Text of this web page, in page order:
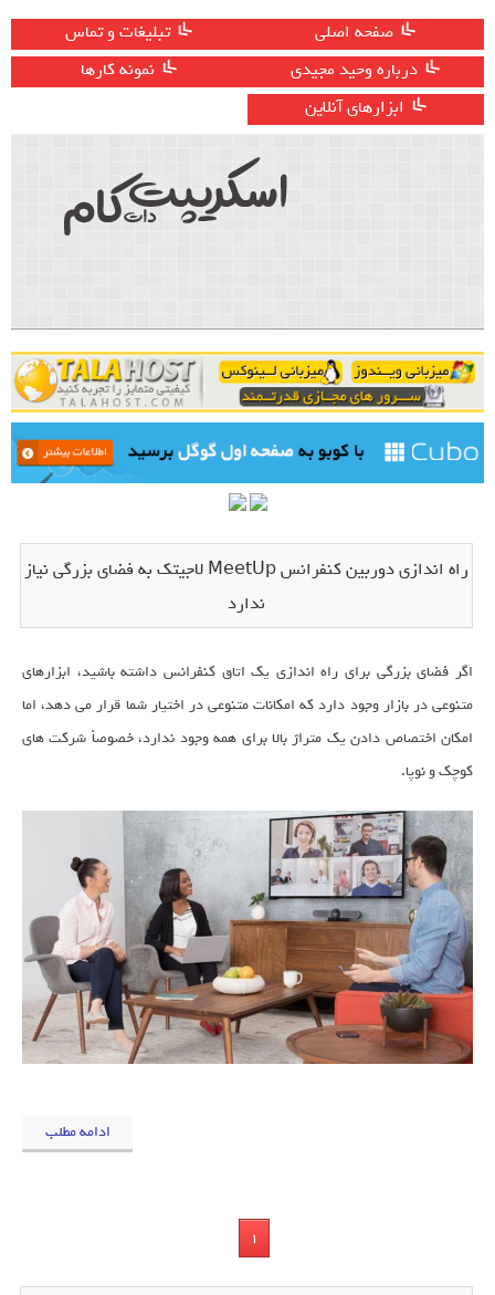
صفحه اصلی
تبلیغات و تماس
درباره وحید مجیدی
نمونه کارها
ابزارهای آنلاین
راه اندازی دوربین کنفرانس MeetUp لاجیتک به فضای بزرگی نیاز
ندارد
اگر فضای بزرگی برای راه اندازی یک اتاق کنفرانس داشته باشید، ابزارهای
متنوعی در بازار وجود دارد که امکانات متنوعی در اختیار شما قرار می دهد، اما
امکان اختصاص دادن یک متراژ بالا برای همه وجود ندارد، خصوصاً شرکت های
کوچک و نوپا.
ادامه مطلب
1